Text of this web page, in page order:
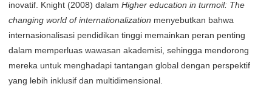
inovatif. Knight (2008) dalam Higher education in turmoil: The
changing world of internationalization menyebutkan bahwa
internasionalisasi pendidikan tinggi memainkan peran penting
dalam memperluas wawasan akademisi, sehingga mendorong
mereka untuk menghadapi tantangan global dengan perspektif
yang lebih inklusif dan multidimensional.